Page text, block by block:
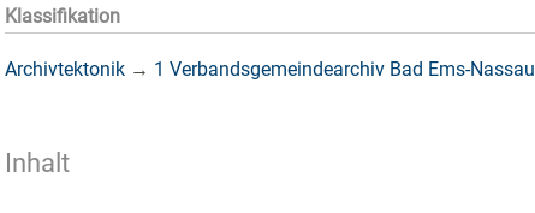
Klassifikation
Archivtektonik → 1 Verbandsgemeindearchiv Bad Ems-Nassau
Inhalt